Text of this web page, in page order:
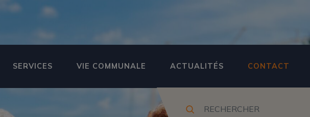
SERVICES VIE COMMUNALE ACTUALITÉS CONTACT